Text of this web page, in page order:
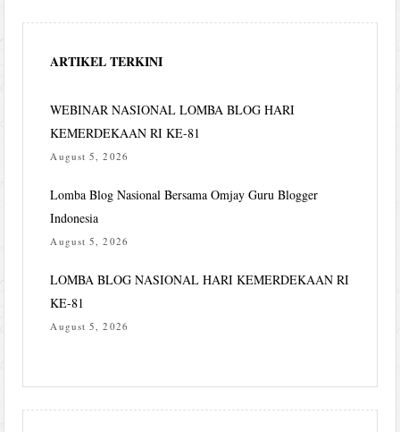
ARTIKEL TERKINI
WEBINAR NASIONAL LOMBA BLOG HARI
KEMERDEKAAN RI KE-81
August 5, 2026
Lomba Blog Nasional Bersama Omjay Guru Blogger
Indonesia
August 5, 2026
LOMBA BLOG NASIONAL HARI KEMERDEKAAN RI
KE-81
August 5, 2026